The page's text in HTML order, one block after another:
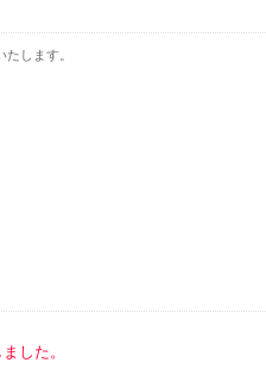
します。
した。